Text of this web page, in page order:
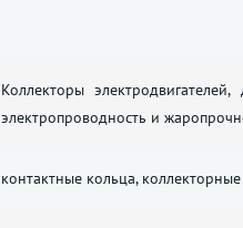
Коллекторы
электропроводность и
контактные кольца,